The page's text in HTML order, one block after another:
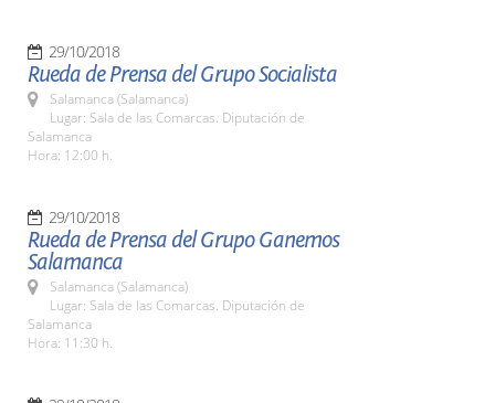
29/10/2018
Rueda de Prensa del Grupo Socialista
Salamanca (Salamanca)
Lugar: Sala de las Comarcas. Diputación de
Salamanca
Hora: 12:00 h.
29/10/2018
Rueda de Prensa del Grupo Ganemos
Salamanca
Salamanca (Salamanca)
Lugar: Sala de las Comarcas. Diputación de
Salamanca
Hora: 11:30 h.